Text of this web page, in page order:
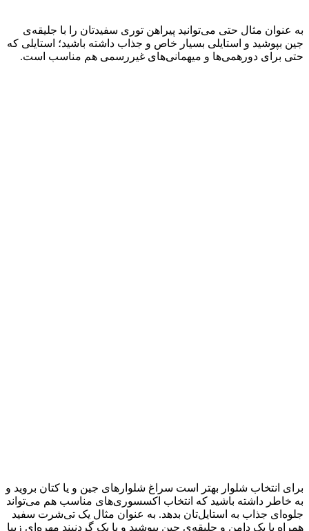
به عنوان مثال حتی می‌توانید پیراهن توری سفیدتان را با جلیقه‌ی
جین بپوشید و استایلی بسیار خاص و جذاب داشته باشید؛ استایلی که
حتی برای دورهمی‌ها و میهمانی‌های غیر‌رسمی هم مناسب است.
برای انتخاب شلوار بهتر است سراغ شلوارهای جین و یا کتان بروید و
به خاطر داشته باشید که انتخاب اکسسوری‌های مناسب هم می‌تواند
جلوه‌ای جذاب به استایل‌تان بدهد. به عنوان مثال یک تی‌شرت سفید
همراه با یک دامن و جلیقه‌ی جین بپوشید و با یک گردنبند مهره‌ای زیبا